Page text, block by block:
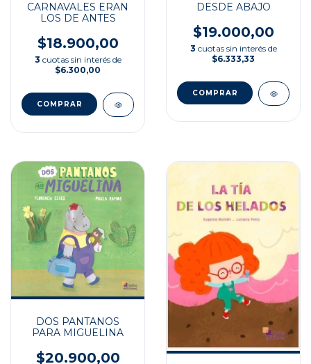
CARNAVALES ERAN
LOS DE ANTES
$18.900,00
3 cuotas sin interés de
$6.300,00
DESDE ABAJO
$19.000,00
3 cuotas sin interés de
$6.333,33
DOS PANTANOS
PARA MIGUELINA
$20.900,00